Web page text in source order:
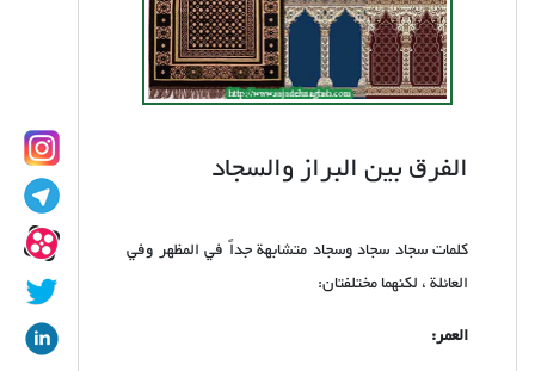
الفرق بين البراز والسجاد
كلمات سجاد سجاد وسجاد متشابهة جداً في المظهر وفي
العائلة ، لكنهما مختلفتان:
العمر: